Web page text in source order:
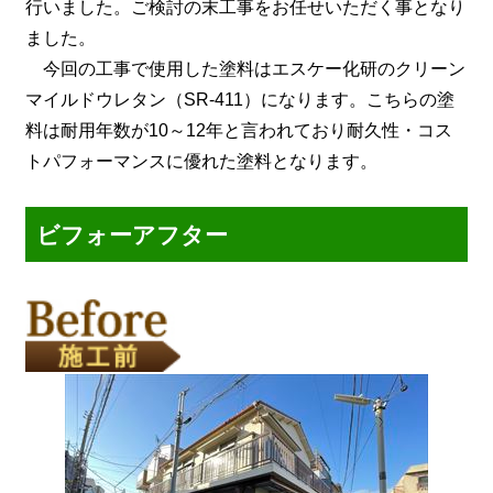
行いました。ご検討の末工事をお任せいただく事となり
ました。
今回の工事で使用した塗料はエスケー化研のクリーン
マイルドウレタン（SR-411）になります。こちらの塗
料は耐用年数が10～12年と言われており耐久性・コス
トパフォーマンスに優れた塗料となります。
ビフォーアフター